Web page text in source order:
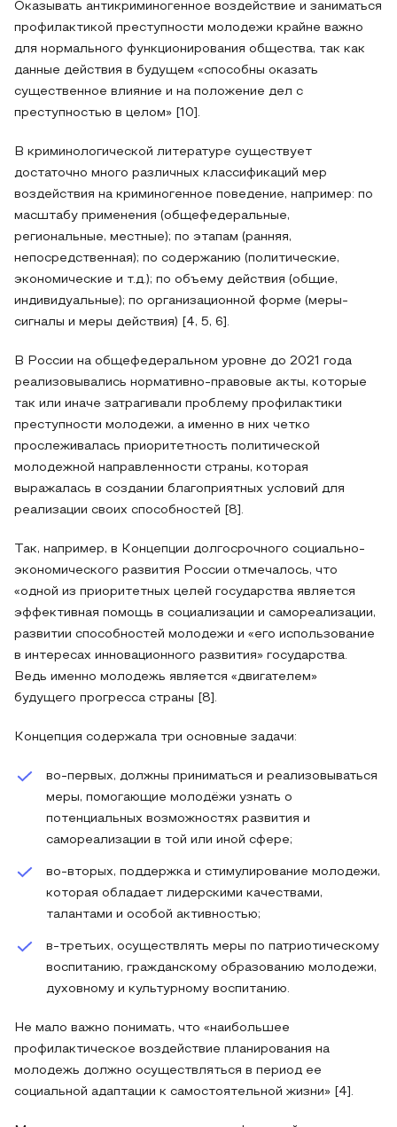
Оказывать антикриминогенное воздействие и заниматься
профилактикой преступности молодежи крайне важно
для нормального функционирования общества, так как
данные действия в будущем «способны оказать
существенное влияние и на положение дел с
преступностью в целом» [10].
В криминологической литературе существует
достаточно много различных классификаций мер
воздействия на криминогенное поведение, например: по
масштабу применения (общефедеральные,
региональные, местные); по этапам (ранняя,
непосредственная); по содержанию (политические,
экономические и т.д.); по объему действия (общие,
индивидуальные); по организационной форме (меры-
сигналы и меры действия) [4, 5, 6].
В России на общефедеральном уровне до 2021 года
реализовывались нормативно-правовые акты, которые
так или иначе затрагивали проблему профилактики
преступности молодежи, а именно в них четко
прослеживалась приоритетность политической
молодежной направленности страны, которая
выражалась в создании благоприятных условий для
реализации своих способностей [8].
Так, например, в Концепции долгосрочного социально-
экономического развития России отмечалось, что
«одной из приоритетных целей государства является
эффективная помощь в социализации и самореализации,
развитии способностей молодежи и «его использование
в интересах инновационного развития» государства.
Ведь именно молодежь является «двигателем»
будущего прогресса страны [8].
Концепция содержала три основные задачи:
во-первых, должны приниматься и реализовываться
меры, помогающие молодёжи узнать о
потенциальных возможностях развития и
самореализации в той или иной сфере;
во-вторых, поддержка и стимулирование молодежи,
которая обладает лидерскими качествами,
талантами и особой активностью;
в-третьих, осуществлять меры по патриотическому
воспитанию, гражданскому образованию молодежи,
духовному и культурному воспитанию.
Не мало важно понимать, что «наибольшее
профилактическое воздействие планирования на
молодежь должно осуществляться в период ее
социальной адаптации к самостоятельной жизни» [4].